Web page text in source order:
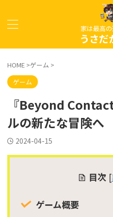
家は最高
うさだ
HOME >ゲーム >
ゲーム
『Beyond
ルの新たな冒険へ
2024-04-15
目次 [
ゲーム概要